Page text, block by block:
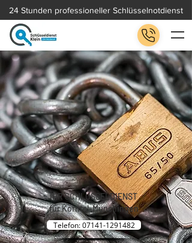
24 Stunden professioneller Schlüsselnotdienst
IHR SCHLÜSSELDIENST
für Korntal-Münchingen
Telefon: 07141-1291482